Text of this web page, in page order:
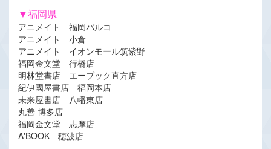
▼福岡県
アニメイト 福岡パルコ
アニメイト 小倉
アニメイト イオンモール筑紫野
福岡金文堂 行橋店
明林堂書店 エーブック直方店
紀伊國屋書店 福岡本店
未来屋書店 八幡東店
丸善 博多店
福岡金文堂 志摩店
A'BOOK 穂波店